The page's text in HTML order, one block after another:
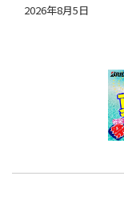
2026年8月5日